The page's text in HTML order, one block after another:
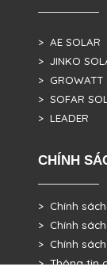
> AE SOLAR
> JINKO
> GROWATT
> SOFAR
> LEADER
CHÍNH
> Chính
> Chính
> Chính
> Thông tin